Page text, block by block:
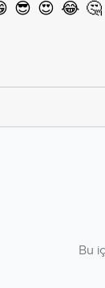
😎 😍 😂 🤔
Bu